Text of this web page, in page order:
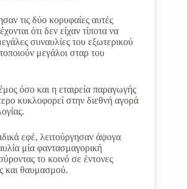
τις δύο κορυφαίες αυτές
ότι δεν είχαν τίποτα να
συναυλίες του εξωτερικού
μεγάλοι σταρ του
όσο και η εταιρεία παραγωγής
κυκλοφορεί στην διεθνή αγορά
εφέ, λειτούργησαν άψογα
μία φαντασμαγορική
το κοινό σε έντονες
και θαυμασμού.